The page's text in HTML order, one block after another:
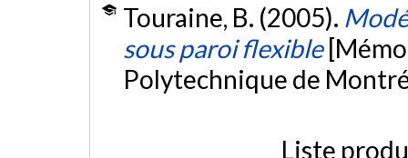
Touraine, B. (2005).
sous paroi flexible
Polytechnique de
Liste